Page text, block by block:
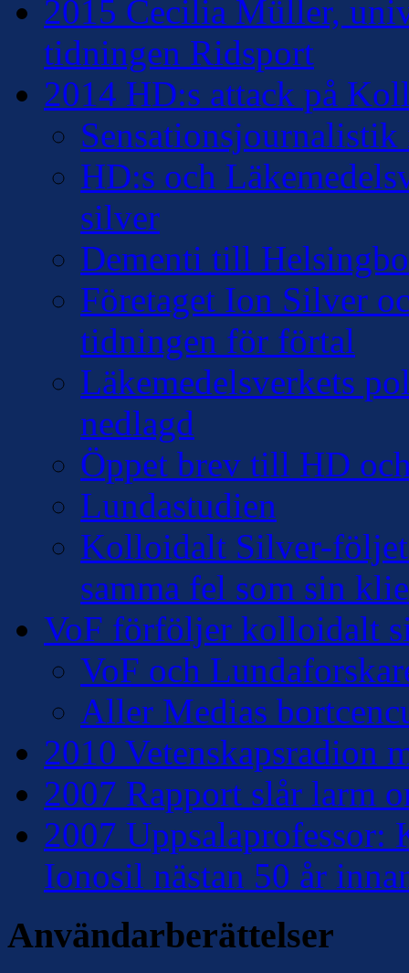
2015 Cecilia Müller,
tidningen Ridsport
2014 HD:s attack på
HD:s och
silver
Dementi till
Företaget Ion Silver
tidningen för förtal
Läkemedelsverkets
nedlagd
Öppet brev till HD
Lundastudien
Kolloidalt Silver-
samma fel som sin
VoF förföljer kolloidalt
VoF och
Aller Medias
2010 Vetenskapsradion
2007 Rapport slår larm
2007 Uppsalaprofessor:
Ionosil nästan 50 år
Användarberättelser